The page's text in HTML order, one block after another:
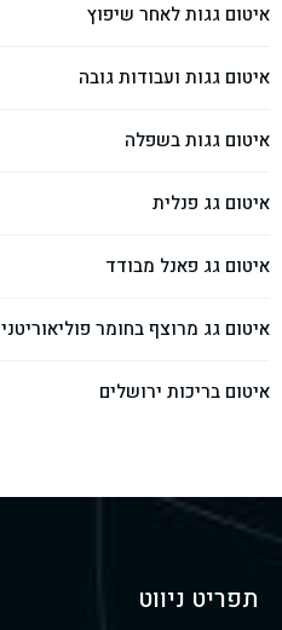
איטום גגות לאחר שיפוץ
איטום גגות ועבודות גובה
איטום גגות בשפלה
איטום גג פנלית
איטום גג פאנל מבודד
איטום גג מרוצף בחומר פוליאוריטני
איטום בריכות ירושלים
תפריט ניווט